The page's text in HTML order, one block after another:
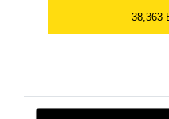
38,363